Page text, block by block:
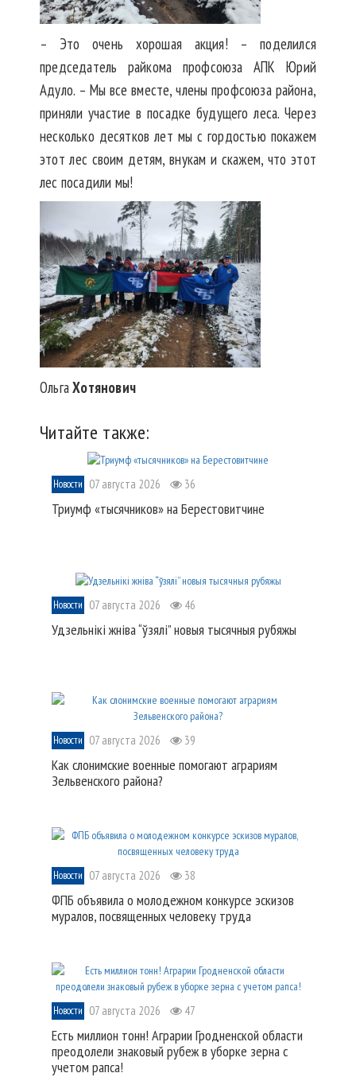
– Это очень хорошая акция! – поделился
председатель райкома профсоюза АПК Юрий
Адуло. – Мы все вместе, члены профсоюза района,
приняли участие в посадке будущего леса. Через
несколько десятков лет мы с гордостью покажем
этот лес своим детям, внукам и скажем, что этот
лес посадили мы!
ОльгаХотянович
Читайте также:
Новости 07 августа 2026 36
Триумф «тысячников» на Берестовитчине
Новости 07 августа 2026 46
Удзельнікі жніва “ўзялі” новыя тысячныя рубяжы
Новости 07 августа 2026 39
Как слонимские военные помогают аграриям
Зельвенского района?
Новости 07 августа 2026 38
ФПБ объявила о молодежном конкурсе эскизов
муралов, посвященных человеку труда
Новости 07 августа 2026 47
Есть миллион тонн! Аграрии Гродненской области
преодолели знаковый рубеж в уборке зерна с
учетом рапса!